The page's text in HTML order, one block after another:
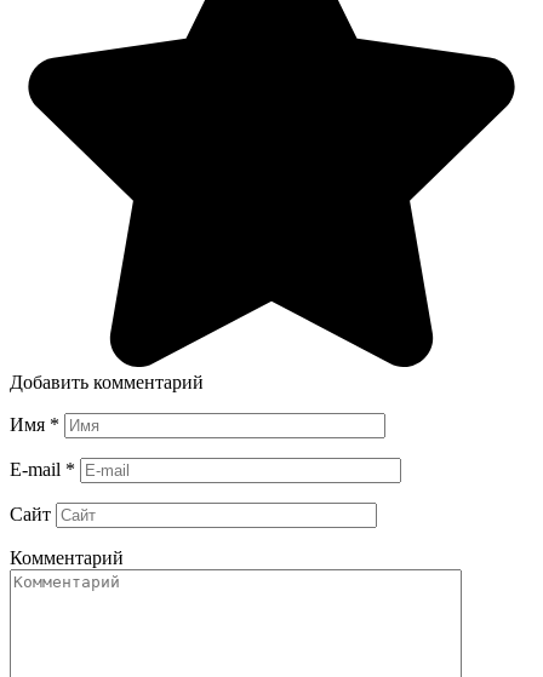
Добавить комментарий
Имя *
E-mail *
Сайт
Комментарий